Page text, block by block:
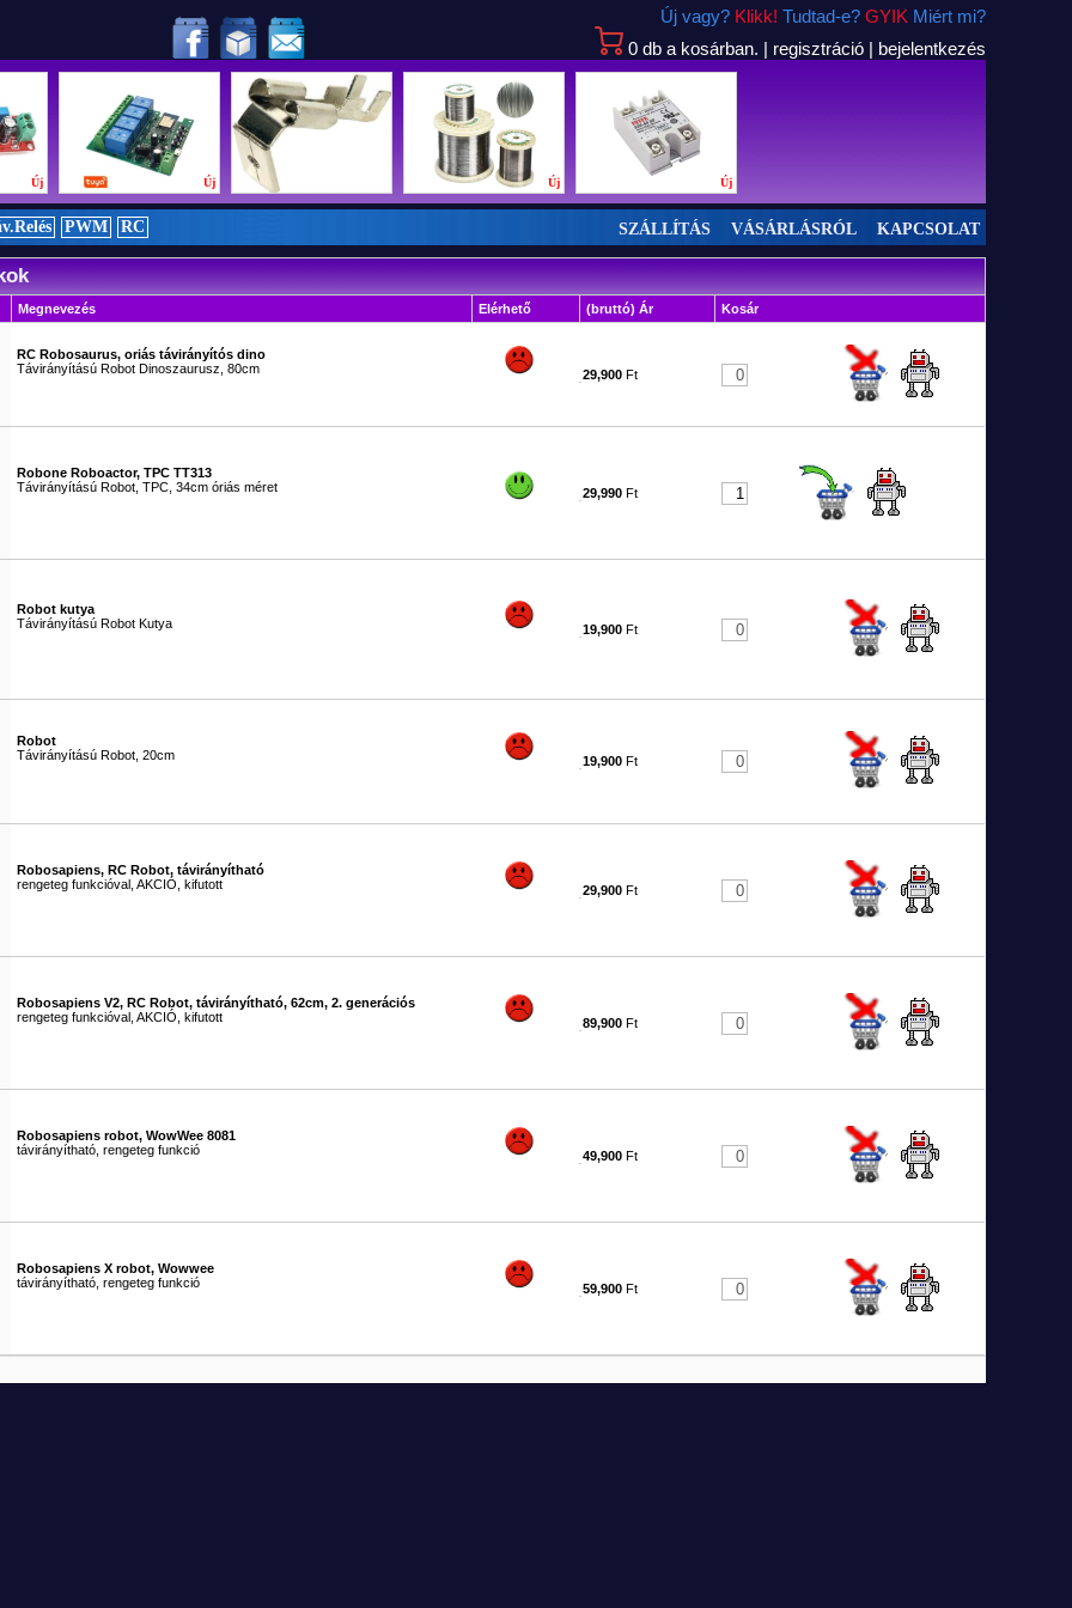
liga nemzetközi döntőjében!
0 db a kosárban. | regisztráció | bejelentkezés
Új vagy? Klikk! Tudtad-e? GYIK Miért mi?
Új Új Új Új
PWM RC SZÁLLÍTÁS VÁSÁRLÁSRÓL KAPCSOLAT
Megnevezés Elérhető (bruttó) Ár Kosár
RC Robosaurus, oriás távirányítós dino
Távirányítású Robot Dinoszaurusz, 80cm
29,900 Ft
Robone Roboactor, TPC TT313
Távirányítású Robot, TPC, 34cm óriás méret
29,990 Ft
Robot kutya
Távirányítású Robot Kutya
19,900 Ft
Robot
Távirányítású Robot, 20cm
19,900 Ft
Robosapiens, RC Robot, távirányítható
rengeteg funkcióval, AKCIÓ, kifutott
29,900 Ft
Robosapiens V2, RC Robot, távirányítható, 62cm, 2. generációs
rengeteg funkcióval, AKCIÓ, kifutott
89,900 Ft
Robosapiens robot, WowWee 8081
távirányítható, rengeteg funkció
49,900 Ft
Robosapiens X robot, Wowwee
távirányítható, rengeteg funkció
59,900 Ft